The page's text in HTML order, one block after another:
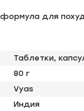
для
Таблетки,
80 г
Vyas
Индия